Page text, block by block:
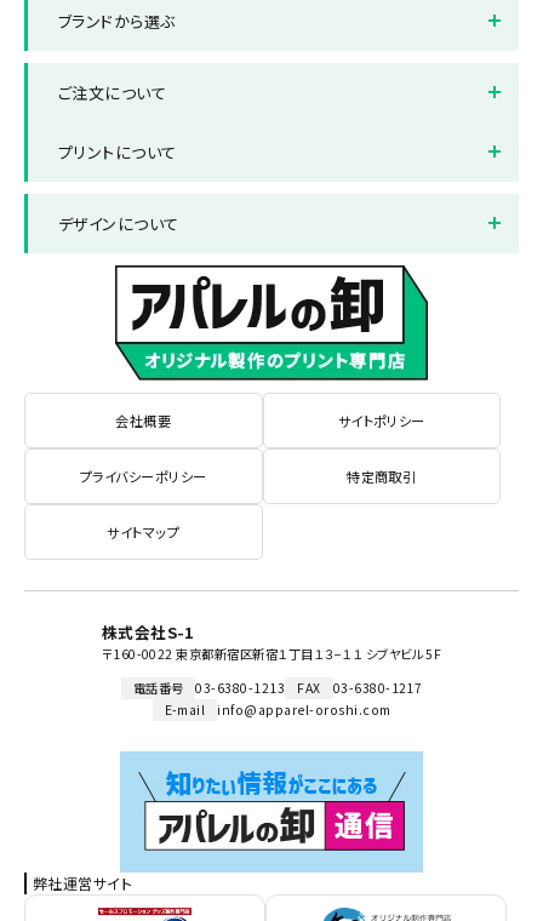
ホワイト
グレー
ネイビー
サックス
ブランドから選ぶ
ご注文について
納品までの流れ
よくある質問集
プリントについて
デザインについて
データ作成・入稿方法
書体サンプル
会社概要 サイトポリシー
プライバシーポリシー 特定商取引
サイトマップ
株式会社S-1
〒160-0022 東京都新宿区新宿１丁目１３−１１ シブヤビル 5F
電話番号
03-6380-1213 FAX
03-6380-1217
E-mail
info@apparel-oroshi.com
弊社運営サイト